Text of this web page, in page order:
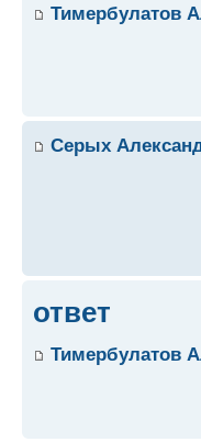
Тимербулатов
Серых
ответ
Тимербулатов